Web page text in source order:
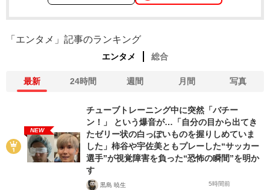
「エンタメ」記事のランキング
エンタメ 総合
最新 24時間 週間 月間 写真
NEW
チューブトレーニング中に突然「バチー
ン！」 という爆音が…「自分の目から出てき
たゼリー状の白っぽいものを握りしめていま
した」柿谷や宇佐美ともプレーした“サッカー
選手”が視覚障害を負った“恐怖の瞬間”を明か
す
黒島 暁生 5時間前